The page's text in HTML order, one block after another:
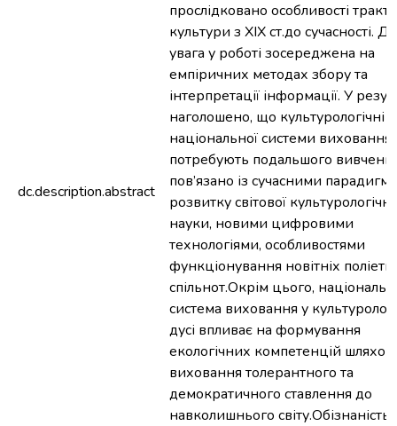
dc.description.abstract
прослідковано особливості
культури з ХІХ ст.до сучасності.
увага у роботі зосереджена на
емпіричних методах збору та
інтерпретації інформації. У
наголошено, що культурологічні
національної системи виховання
потребують подальшого
пов’язано із сучасними
розвитку світової
науки, новими цифровими
технологіями, особливостями
функціонування новітніх
спільнот.Окрім цього,
система виховання у
дусі впливає на формування
екологічних компетенцій шляхом
виховання толерантного та
демократичного ставлення до
навколишнього світу.Обізнаність